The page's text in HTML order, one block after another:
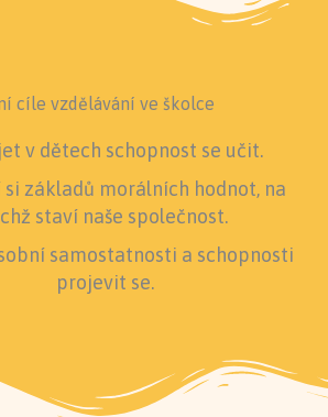
cíle vzdělávání ve školce
v dětech schopnost se učit.
si základů morálních hodnot, na
staví naše společnost.
samostatnosti a schopnosti
projevit se.